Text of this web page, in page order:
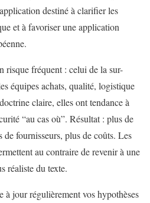
destiné à clarifier les
et à favoriser une application
risque fréquent : celui de la sur-
équipes achats, qualité, logistique
claire, elles ont tendance à
“au cas où”. Résultat : plus de
de fournisseurs, plus de coûts. Les
au contraire de revenir à une
réaliste du texte.
à jour régulièrement vos hypothèses